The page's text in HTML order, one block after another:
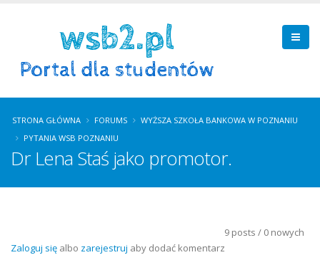
STRONA GŁÓWNA FORUMS
WYŻSZA SZKOŁA BANKOWA W POZNANIU
PYTANIA WSB POZNANIU
Dr Lena Staś jako promotor.
9 posts / 0 nowych
Zaloguj się albo zarejestruj aby dodać komentarz